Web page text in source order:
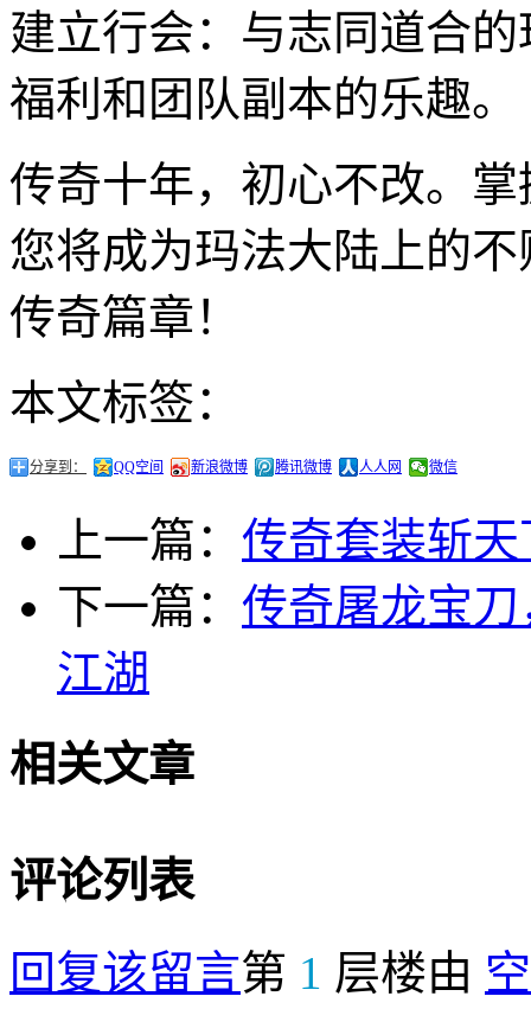
建立行会：与志同道合
福利和团队副本的乐趣。
传奇十年，初心不改。
您将成为玛法大陆上的
传奇篇章！
本文标签：
分享到： QQ空间 新浪微博 腾讯微博 人人网 微信
上一篇： 传奇套装斩
下一篇： 传奇屠龙宝
江湖
相关文章
评论列表
回复该留言第 1 层楼由